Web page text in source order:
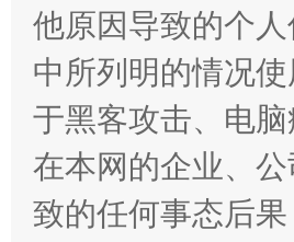
阿坝州三大球赛在茂县开幕
他原因导致的个人
中所列明的情况
于黑客攻击、电
在本网的企业、
致的任何事态后果